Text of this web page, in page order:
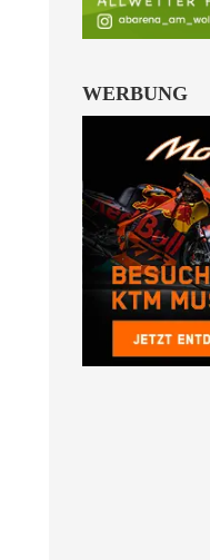
WERBUNG